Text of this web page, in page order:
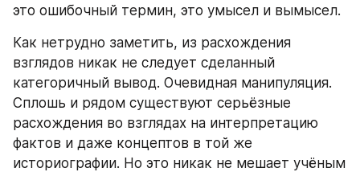
это ошибочный термин, это умысел и вымысел.
Как нетрудно заметить, из расхождения
взглядов никак не следует сделанный
категоричный вывод. Очевидная манипуляция.
Сплошь и рядом существуют серьёзные
расхождения во взглядах на интерпретацию
фактов и даже концептов в той же
историографии. Но это никак не мешает учёным